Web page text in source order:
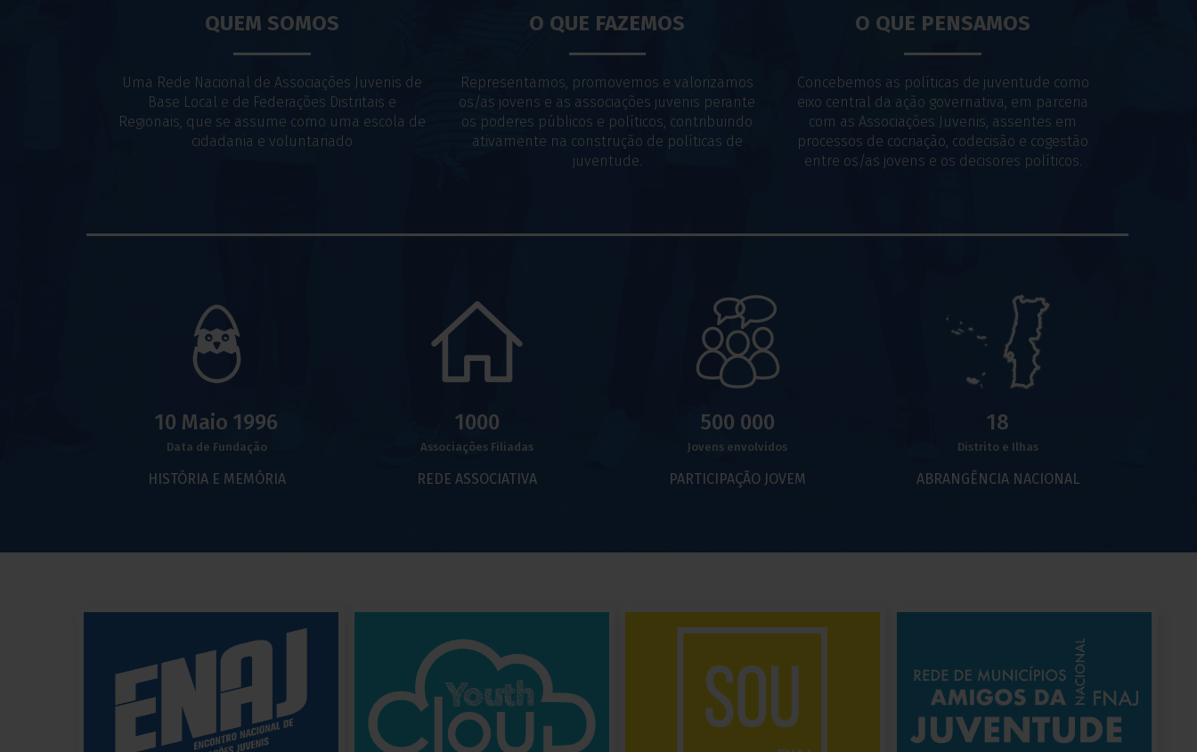
QUEM SOMOS
Uma Rede Nacional de Associações Juvenis de
Base Local e de Federações Distritais e
Regionais, que se assume como uma escola de
cidadania e voluntariado
O QUE FAZEMOS
Representamos, promovemos e valorizamos
os/as jovens e as associações juvenis perante
os poderes públicos e políticos, contribuindo
ativamente na construção de políticas de
juventude.
O QUE PENSAMOS
Concebemos as políticas de juventude como
eixo central da ação governativa, em parceria
com as Associações Juvenis, assentes em
processos de cocriação, codecisão e cogestão
entre os/as jovens e os decisores políticos.
10 Maio 1996
Data de Fundação
HISTÓRIA E MEMÓRIA
1000
Associações Filiadas
REDE ASSOCIATIVA
500 000
Jovens envolvidos
PARTICIPAÇÃO JOVEM
18
Distrito e Ilhas
ABRANGÊNCIA NACIONAL